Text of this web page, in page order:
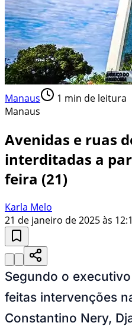
Manaus 1 min de leitura
Manaus
Avenidas e ruas
interditadas a
feira (21)
Karla Melo
21 de janeiro de 2025 às
Segundo o
feitas intervenções
Constantino Nery,